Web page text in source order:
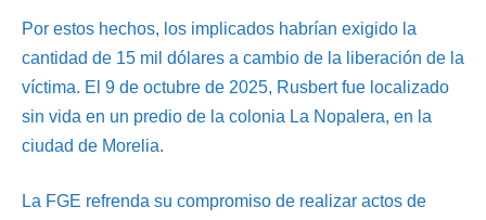
Por estos hechos, los implicados habrían exigido la
cantidad de 15 mil dólares a cambio de la liberación de la
víctima. El 9 de octubre de 2025, Rusbert fue localizado
sin vida en un predio de la colonia La Nopalera, en la
ciudad de Morelia.
La FGE refrenda su compromiso de realizar actos de